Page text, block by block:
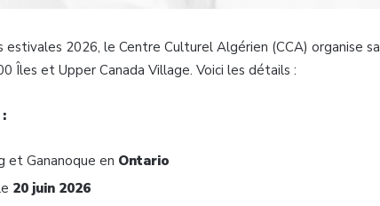
2026, le Centre Culturel Algérien (CCA) organise sa
Îles et Upper Canada Village. Voici les détails :
et Gananoque en Ontario
20 juin 2026